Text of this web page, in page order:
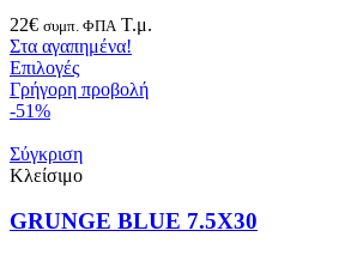
22€ συμπ. ΦΠΑ Τ.μ.
Στα αγαπημένα!
Επιλογές
Γρήγορη προβολή
-51%
Σύγκριση
Κλείσιμο
GRUNGE BLUE 7.5X30